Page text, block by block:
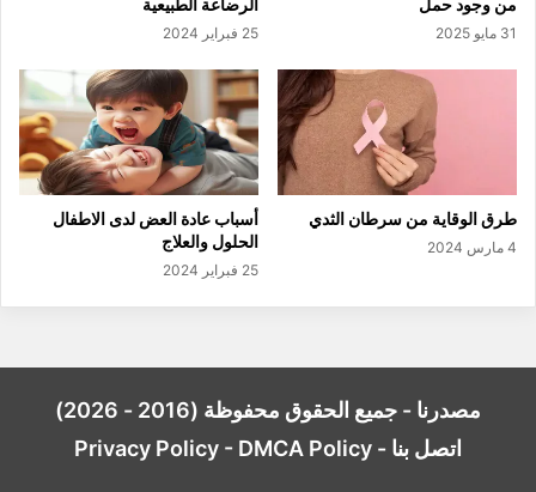
من وجود حمل
31 مايو 2025
الرضاعة الطبيعية
25 فبراير 2024
طرق الوقاية من سرطان الثدي
4 مارس 2024
أسباب عادة العض لدى الاطفال
الحلول والعلاج
25 فبراير 2024
مصدرنا - جميع الحقوق محفوظة (2016 - 2026)
اتصل بنا -
Privacy Policy - DMCA Policy